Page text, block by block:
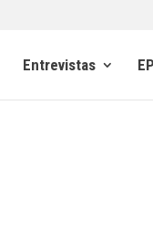
Entrevistas